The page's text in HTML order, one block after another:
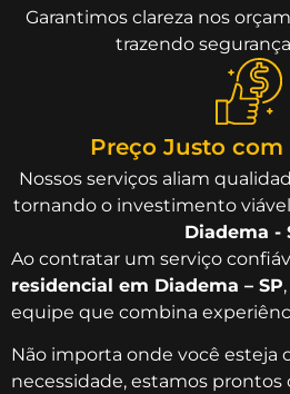
Garantimos clareza nos
trazendo
Preço Justo
Nossos serviços aliam
tornando o investimento
Diadema -
Ao contratar um serviço
residencial em Diadema – SP
equipe que combina
Não importa onde você esteja
necessidade, estamos prontos